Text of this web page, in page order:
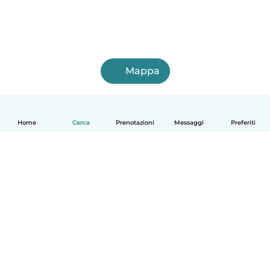
Home Cerca Prenotazioni Messaggi Preferiti
Mappa